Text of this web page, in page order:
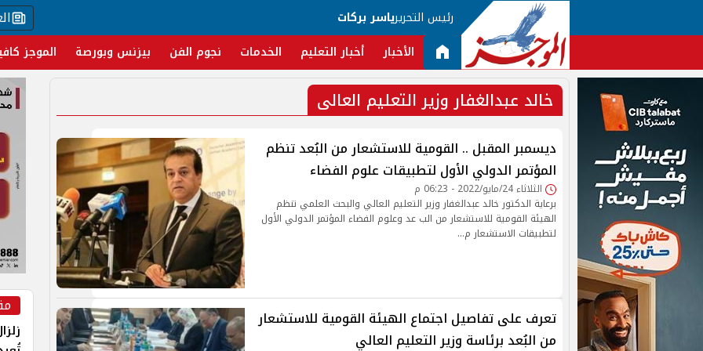
رئيس التحريرياسر بركات
الأخبار أخبار التعليم الخدمات نجوم الفن بيزنس وبورصة الموجز
خالد عبدالغفار وزير التعليم العالى
ديسمبر المقبل .. القومية للاستشعار من البُعد تنظم
المؤتمر الدولي الأول لتطبيقات علوم الفضاء
الثلاثاء 24/مايو/2022 - 06:23 م
برعاية الدكتور خالد عبدالغفار وزير التعليم العالي والبحث العلمي تنظم
الهيئة القومية للاستشعار من الب عد وعلوم الفضاء المؤتمر الدولي الأول
لتطبيقات الاستشعار م…
تعرف على تفاصيل اجتماع الهيئة القومية للاستشعار
من البُعد برئاسة وزير التعليم العالي